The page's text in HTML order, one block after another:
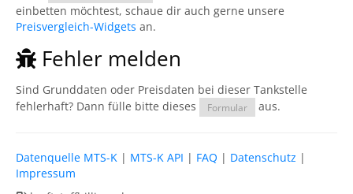
einbetten möchtest, schaue dir auch gerne unsere
Preisvergleich-Widgets an.
Fehler melden
Sind Grunddaten oder Preisdaten bei dieser Tankstelle
fehlerhaft? Dann fülle bitte dieses
Formular aus.
Datenquelle MTS-K | MTS-K API | FAQ | Datenschutz |
Impressum